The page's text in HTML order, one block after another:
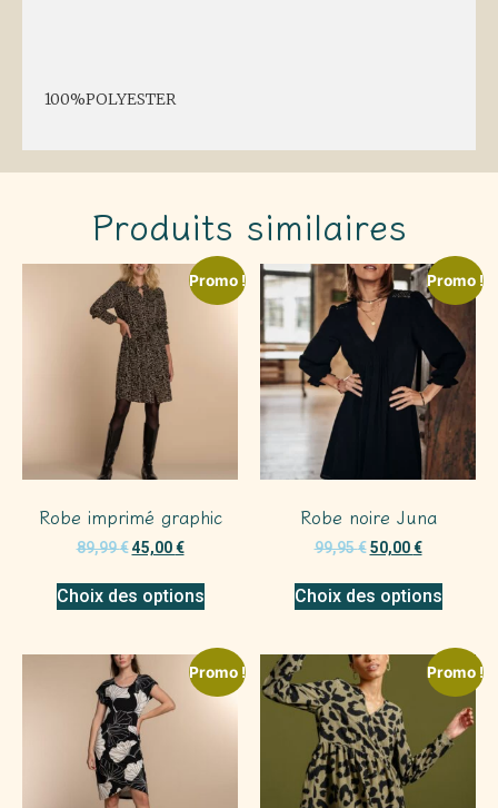
100%POLYESTER
Produits similaires
Promo !
Robe imprimé graphic
89,99€ 45,00€
Choix des options
Promo !
Robe noire Juna
99,95€ 50,00€
Choix des options
Promo ! Promo !